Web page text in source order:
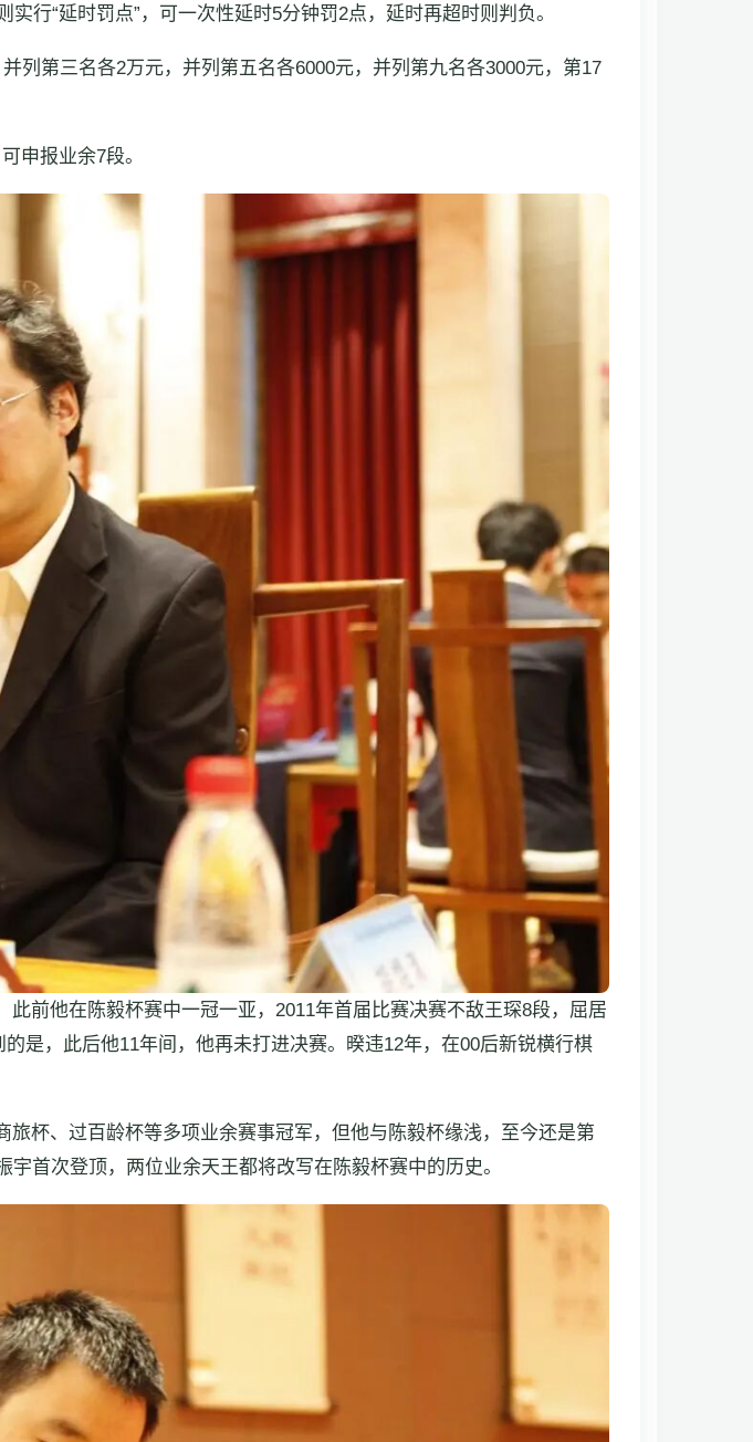
行“延时罚点”，可一次性延时5分钟罚2点，延时再超时则判负。
列第三名各2万元，并列第五名各6000元，并列第九名各3000元，第17
申报业余7段。
前他在陈毅杯赛中一冠一亚，2011年首届比赛决赛不敌王琛8段，屈居
是，此后他11年间，他再未打进决赛。暌违12年，在00后新锐横行棋
杯、过百龄杯等多项业余赛事冠军，但他与陈毅杯缘浅，至今还是第
首次登顶，两位业余天王都将改写在陈毅杯赛中的历史。